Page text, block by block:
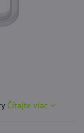
Čítajte viac